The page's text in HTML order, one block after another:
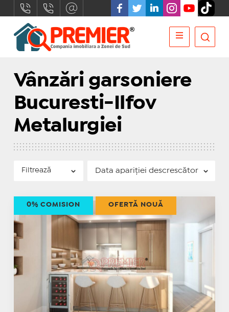
Vânzări garsoniere
Bucuresti-Ilfov
Metalurgiei
Filtrează
0% COMISION OFERTĂ NOUĂ